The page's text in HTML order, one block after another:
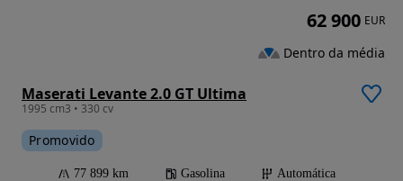
Maserati Levante 2.0 GT Ultima
1995 cm3 • 330 cv
Promovido
77 899 km Gasolina
Automática
62 900 EUR
Dentro da média